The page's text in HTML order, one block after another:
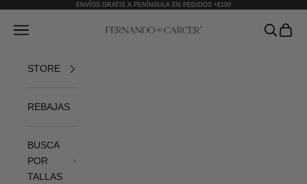
ENVÍOS GRATIS A PENÍNSULA EN PEDIDOS +€100
Fernando de Cárcer
Abrir menú de navegación AbrirAbrir
STORE
REBAJAS
BUSCA
POR
TALLAS